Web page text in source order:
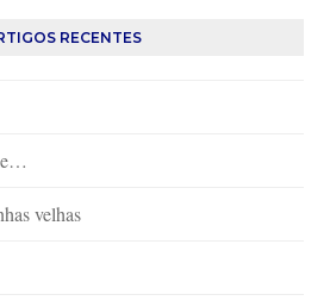
RECENTES
velhas